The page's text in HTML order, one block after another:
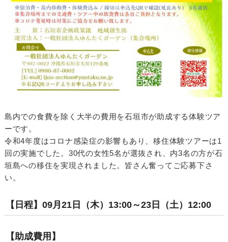
島内での食費を除く大半の費用を石垣市が助成する体験ツア
ーです。
令和4年度はコロナ感染症の影響もあり、移住体験ツアーは1
回の実施でした。30代の女性5名が選抜され、内3名の方が石
垣島への移住を実現されました。皆さん奮ってご応募下さ
い。
【日程】09月21日（木）13:00～23日（土）12:00
【助成費用】